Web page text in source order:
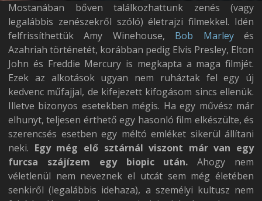
Mostanában bőven találkozhattunk zenés (vagy
legalábbis zenészekről szóló) életrajzi filmekkel. Idén
felfrissíthettük Amy Winehouse, Bob Marleyés
Azahriah történetét, korábban pedig Elvis Presley, Elton
John és Freddie Mercury is megkapta a maga filmjét.
Ezek az alkotások ugyan nem ruháztak fel egy új
kedvenc műfajjal, de kifejezett kifogásom sincs ellenük.
Illetve bizonyos esetekben mégis. Ha egy művész már
elhunyt, teljesen érthető egy hasonló film elkészülte, és
szerencsés esetben egy méltó emléket sikerül állítani
neki. Egy még elő sztárnál viszont már van egy
furcsa szájízem egy biopic után. Ahogy nem
véletlenül nem neveznek el utcát sem még életében
senkiről (legalábbis idehaza), a személyi kultusz nem